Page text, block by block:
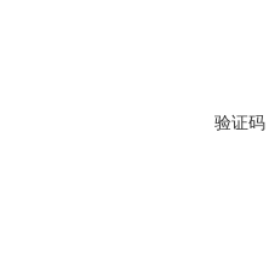
验证码